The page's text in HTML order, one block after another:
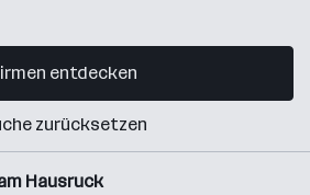
Hausruck
entdecken
zurücksetzen